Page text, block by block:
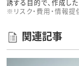
誘する目的で、作成し
※リスク・費用・情報
関連記事